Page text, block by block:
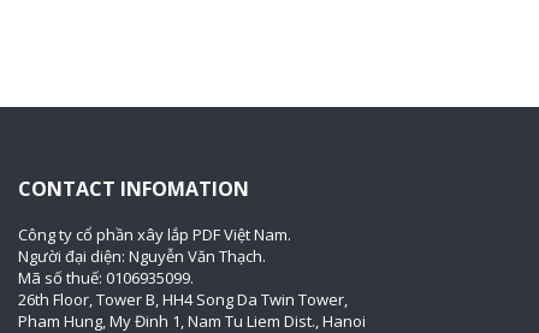
CONTACT INFOMATION
Công ty cổ phần xây lắp PDF Việt Nam.
Người đại diện: Nguyễn Văn Thạch.
Mã số thuế: 0106935099.
26th Floor, Tower B, HH4 Song Da Twin Tower,
Pham Hung, My Đinh 1, Nam Tu Liem Dist., Hanoi